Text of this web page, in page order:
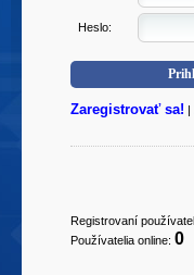
Heslo:
Zaregistrovať sa! |
Registrovaní
Používatelia online: 0